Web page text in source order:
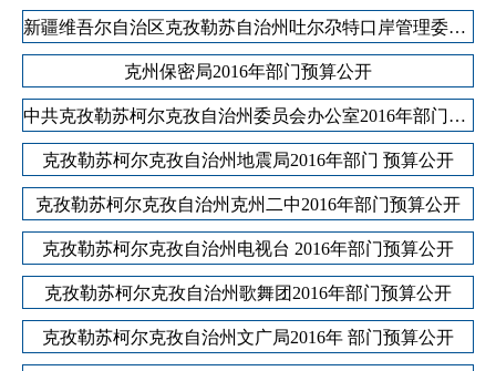
新疆维吾尔自治区克孜勒苏自治州吐尔尕特口岸管理委员会2016年部门预算公开
克州保密局2016年部门预算公开
中共克孜勒苏柯尔克孜自治州委员会办公室2016年部门预算公开说明
克孜勒苏柯尔克孜自治州地震局2016年部门 预算公开
克孜勒苏柯尔克孜自治州克州二中2016年部门预算公开
克孜勒苏柯尔克孜自治州电视台 2016年部门预算公开
克孜勒苏柯尔克孜自治州歌舞团2016年部门预算公开
克孜勒苏柯尔克孜自治州文广局2016年 部门预算公开